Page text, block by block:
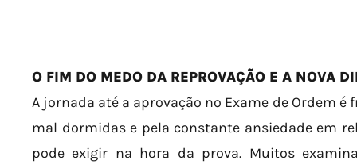
O FIM DO MEDO DA REPROVAÇÃO E A NOVA
A jornada até a aprovação no Exame de Ordem
mal dormidas e pela constante ansiedade em
pode exigir na hora da prova. Muitos